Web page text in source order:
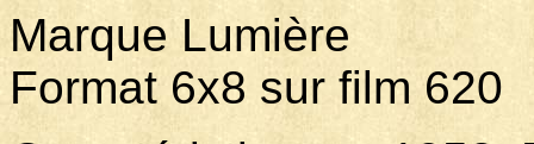
Marque
Format 6x8 sur film 620